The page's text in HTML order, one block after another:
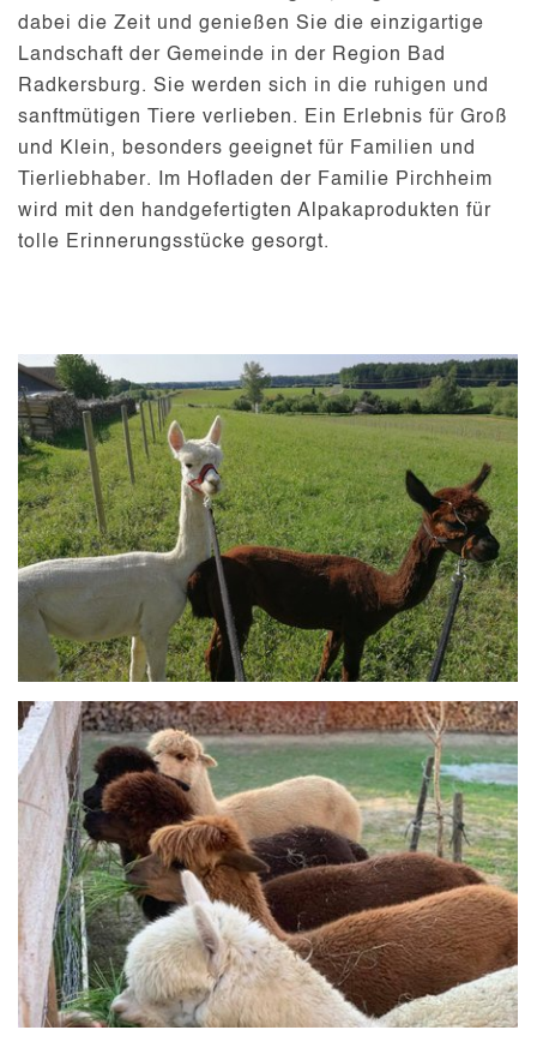
dabei die Zeit und genießen Sie die einzigartige
Landschaft der Gemeinde in der Region Bad
Radkersburg. Sie werden sich in die ruhigen und
sanftmütigen Tiere verlieben. Ein Erlebnis für Groß
und Klein, besonders geeignet für Familien und
Tierliebhaber. Im Hofladen der Familie Pirchheim
wird mit den handgefertigten Alpakaprodukten für
tolle Erinnerungsstücke gesorgt.